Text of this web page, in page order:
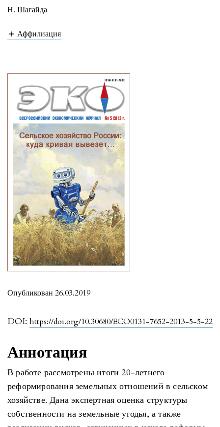
Н. Шагайда
Аффилиация
DOI: https://doi.org/10.30680/ECO0131-7652-2013-5-5-22
Опубликован 26.03.2019
Аннотация
В работе рассмотрены итоги 20-летнего
реформирования земельных отношений в сельском
хозяйстве. Дана экспертная оценка структуры
собственности на земельные угодья, а также